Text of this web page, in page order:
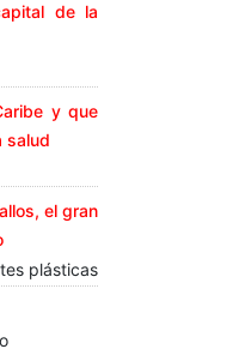
de la
y que
salud
el gran
plásticas